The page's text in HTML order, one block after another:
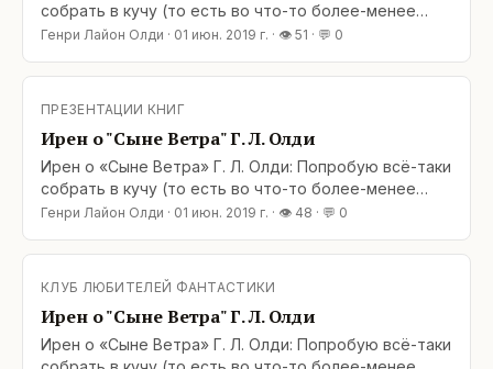
собрать в кучу (то есть во что-то более-менее
связное) мысли по поводу «Сына Ветра». Ну, во-
кувшина может только сам гусь, если по-
говорили многие, от Диомеда до Мюнхгаузена...)
Хотя бы потому, что по большей
Генри Лайон Олди · 01 июн. 2019 г. · 👁 51 · 💬 0
ПРЕЗЕНТАЦИИ КНИГ
Ирен о "Сыне Ветра" Г. Л. Олди
Ирен о «Сыне Ветра» Г. Л. Олди: Попробую всё-таки
собрать в кучу (то есть во что-то более-менее
связное) мысли по поводу «Сына Ветра». Ну, во-
кувшина может только сам гусь, если по-
настоящему захочет. (То есть это и до меня
говорили многие, от Диомеда до Мюнхгаузена...)
Хотя бы потому, что по большей
Генри Лайон Олди · 01 июн. 2019 г. · 👁 48 · 💬 0
КЛУБ ЛЮБИТЕЛЕЙ ФАНТАСТИКИ
Ирен о "Сыне Ветра" Г. Л. Олди
Ирен о «Сыне Ветра» Г. Л. Олди: Попробую всё-таки